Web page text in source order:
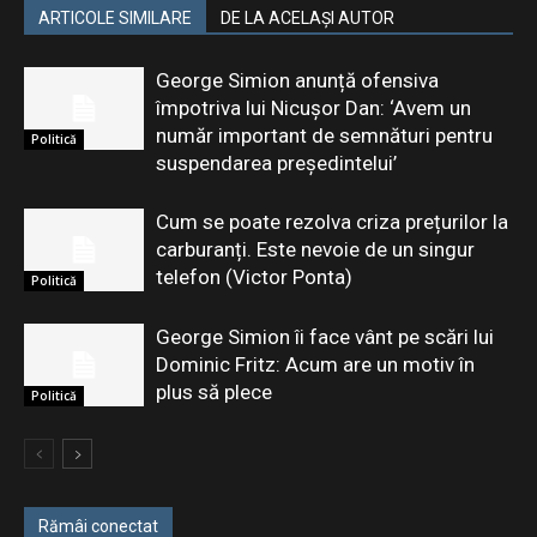
ARTICOLE SIMILARE DE LA ACELAȘI AUTOR
Politică
George Simion anunță ofensiva
împotriva lui Nicușor Dan: ‘Avem un
număr important de semnături pentru
suspendarea președintelui’
Politică
Cum se poate rezolva criza prețurilor la
carburanți. Este nevoie de un singur
telefon (Victor Ponta)
Politică
George Simion îi face vânt pe scări lui
Dominic Fritz: Acum are un motiv în
plus să plece
Rămâi conectat